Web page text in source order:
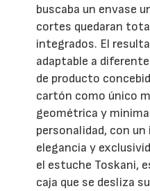
buscaba un envase
cortes quedaran
integrados. El
adaptable a
de producto
cartón como único
geométrica y
personalidad, con
elegancia y
el estuche Toskani,
caja que se desliza